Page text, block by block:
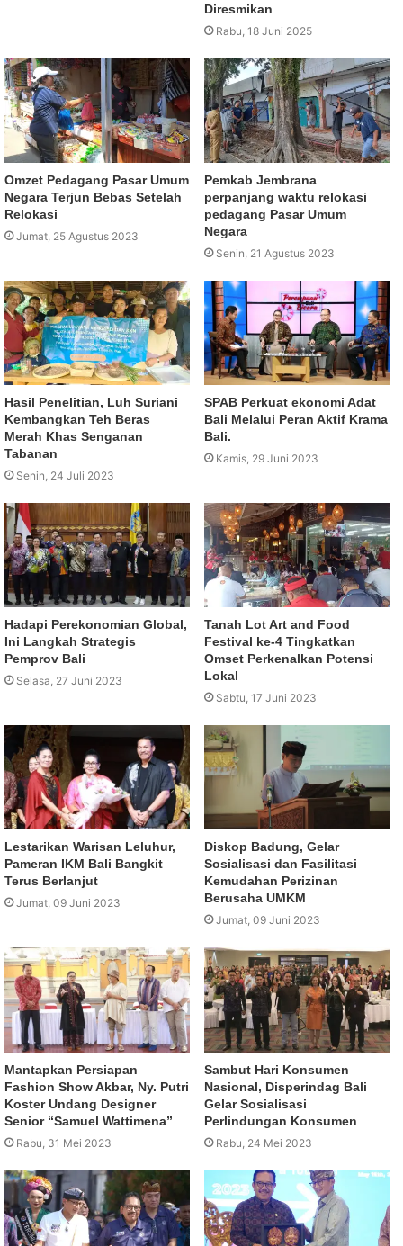
Diresmikan
Rabu, 18 Juni 2025
Omzet Pedagang Pasar Umum
Negara Terjun Bebas Setelah
Relokasi
Jumat, 25 Agustus 2023
Pemkab Jembrana
perpanjang waktu relokasi
pedagang Pasar Umum
Negara
Senin, 21 Agustus 2023
Hasil Penelitian, Luh Suriani
Kembangkan Teh Beras
Merah Khas Senganan
Tabanan
Senin, 24 Juli 2023
SPAB Perkuat ekonomi Adat
Bali Melalui Peran Aktif Krama
Bali.
Kamis, 29 Juni 2023
Hadapi Perekonomian Global,
Ini Langkah Strategis
Pemprov Bali
Selasa, 27 Juni 2023
Tanah Lot Art and Food
Festival ke-4 Tingkatkan
Omset Perkenalkan Potensi
Lokal
Sabtu, 17 Juni 2023
Lestarikan Warisan Leluhur,
Pameran IKM Bali Bangkit
Terus Berlanjut
Jumat, 09 Juni 2023
Diskop Badung, Gelar
Sosialisasi dan Fasilitasi
Kemudahan Perizinan
Berusaha UMKM
Jumat, 09 Juni 2023
Mantapkan Persiapan
Fashion Show Akbar, Ny. Putri
Koster Undang Designer
Senior “Samuel Wattimena”
Rabu, 31 Mei 2023
Sambut Hari Konsumen
Nasional, Disperindag Bali
Gelar Sosialisasi
Perlindungan Konsumen
Rabu, 24 Mei 2023